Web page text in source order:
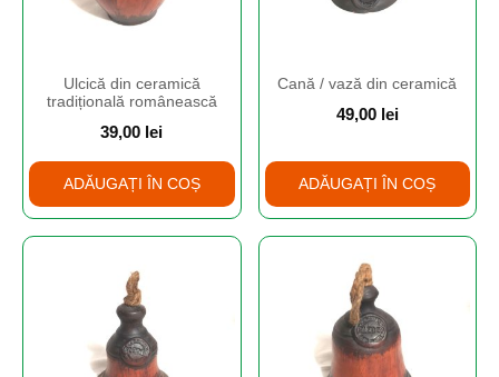
Ulcică din ceramică
tradițională românească
39,00 lei
ADĂUGAȚI ÎN COȘ
Cană / vază din ceramică
49,00 lei
ADĂUGAȚI ÎN COȘ